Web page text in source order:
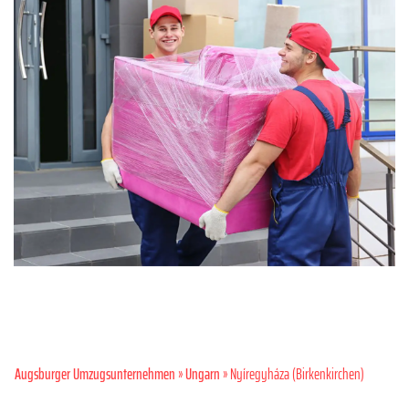
Augsburger Umzugsunternehmen»Ungarn» Nyíregyháza (Birkenkirchen)